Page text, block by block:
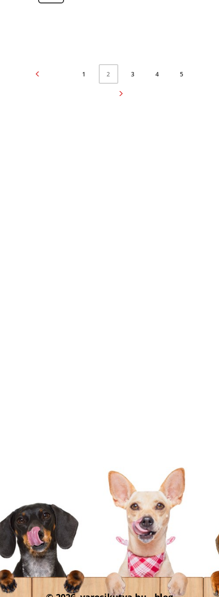
1 2 3 4 5